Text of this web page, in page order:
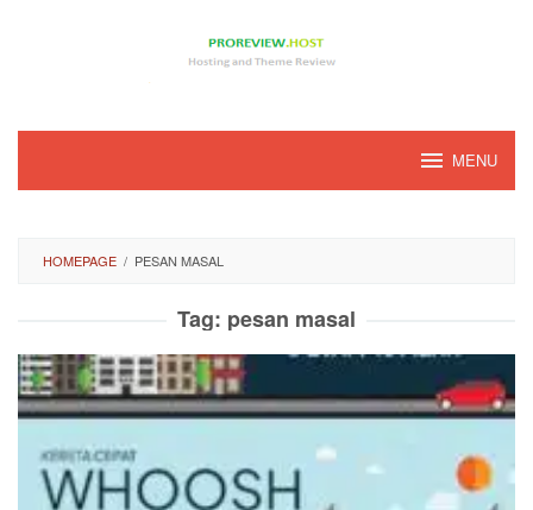
MENU
HOMEPAGE / PESAN MASAL
Tag: pesan masal